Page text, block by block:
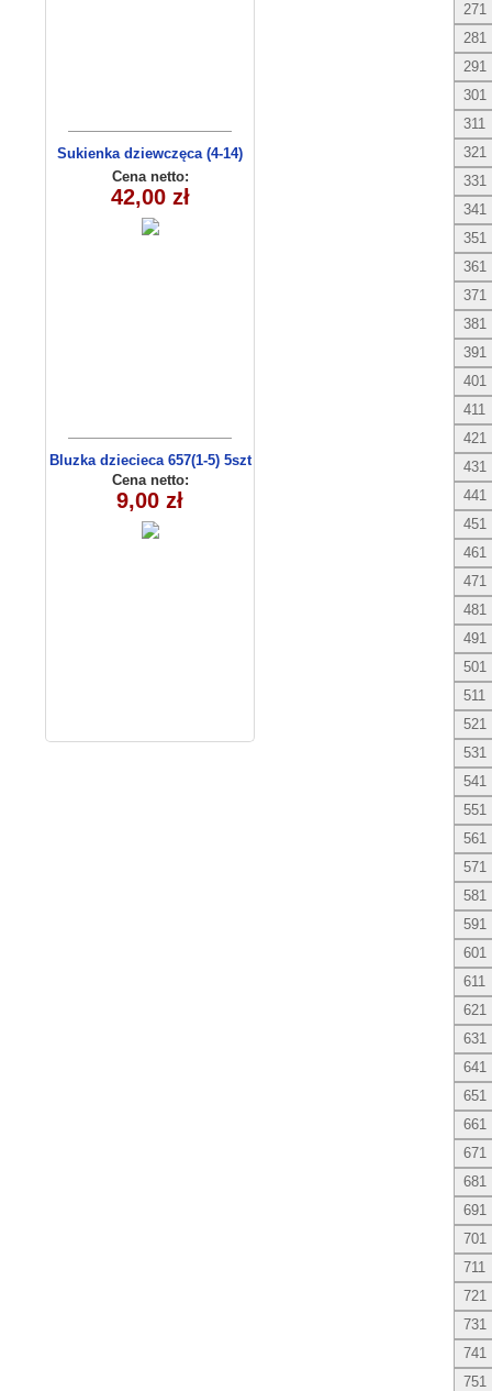
Sukienka dziewczęca (4-14)
C3009
Cena netto:
42,00 zł
Bluzka dziecieca 657(1-5) 5szt
Cena netto:
9,00 zł
271
281
291
301
311
321
331
341
351
361
371
381
391
401
411
421
431
441
451
461
471
481
491
501
511
521
531
541
551
561
571
581
591
601
611
621
631
641
651
661
671
681
691
701
711
721
731
741
751